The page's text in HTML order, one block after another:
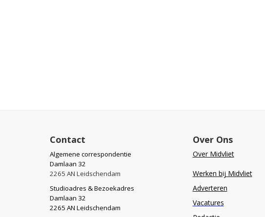
Contact
Algemene correspondentie
Damlaan 32
2265 AN Leidschendam
Studioadres & Bezoekadres
Damlaan 32
2265 AN Leidschendam
Over Ons
Over Midvliet
Werken bij Midvliet
Adverteren
Vacatures